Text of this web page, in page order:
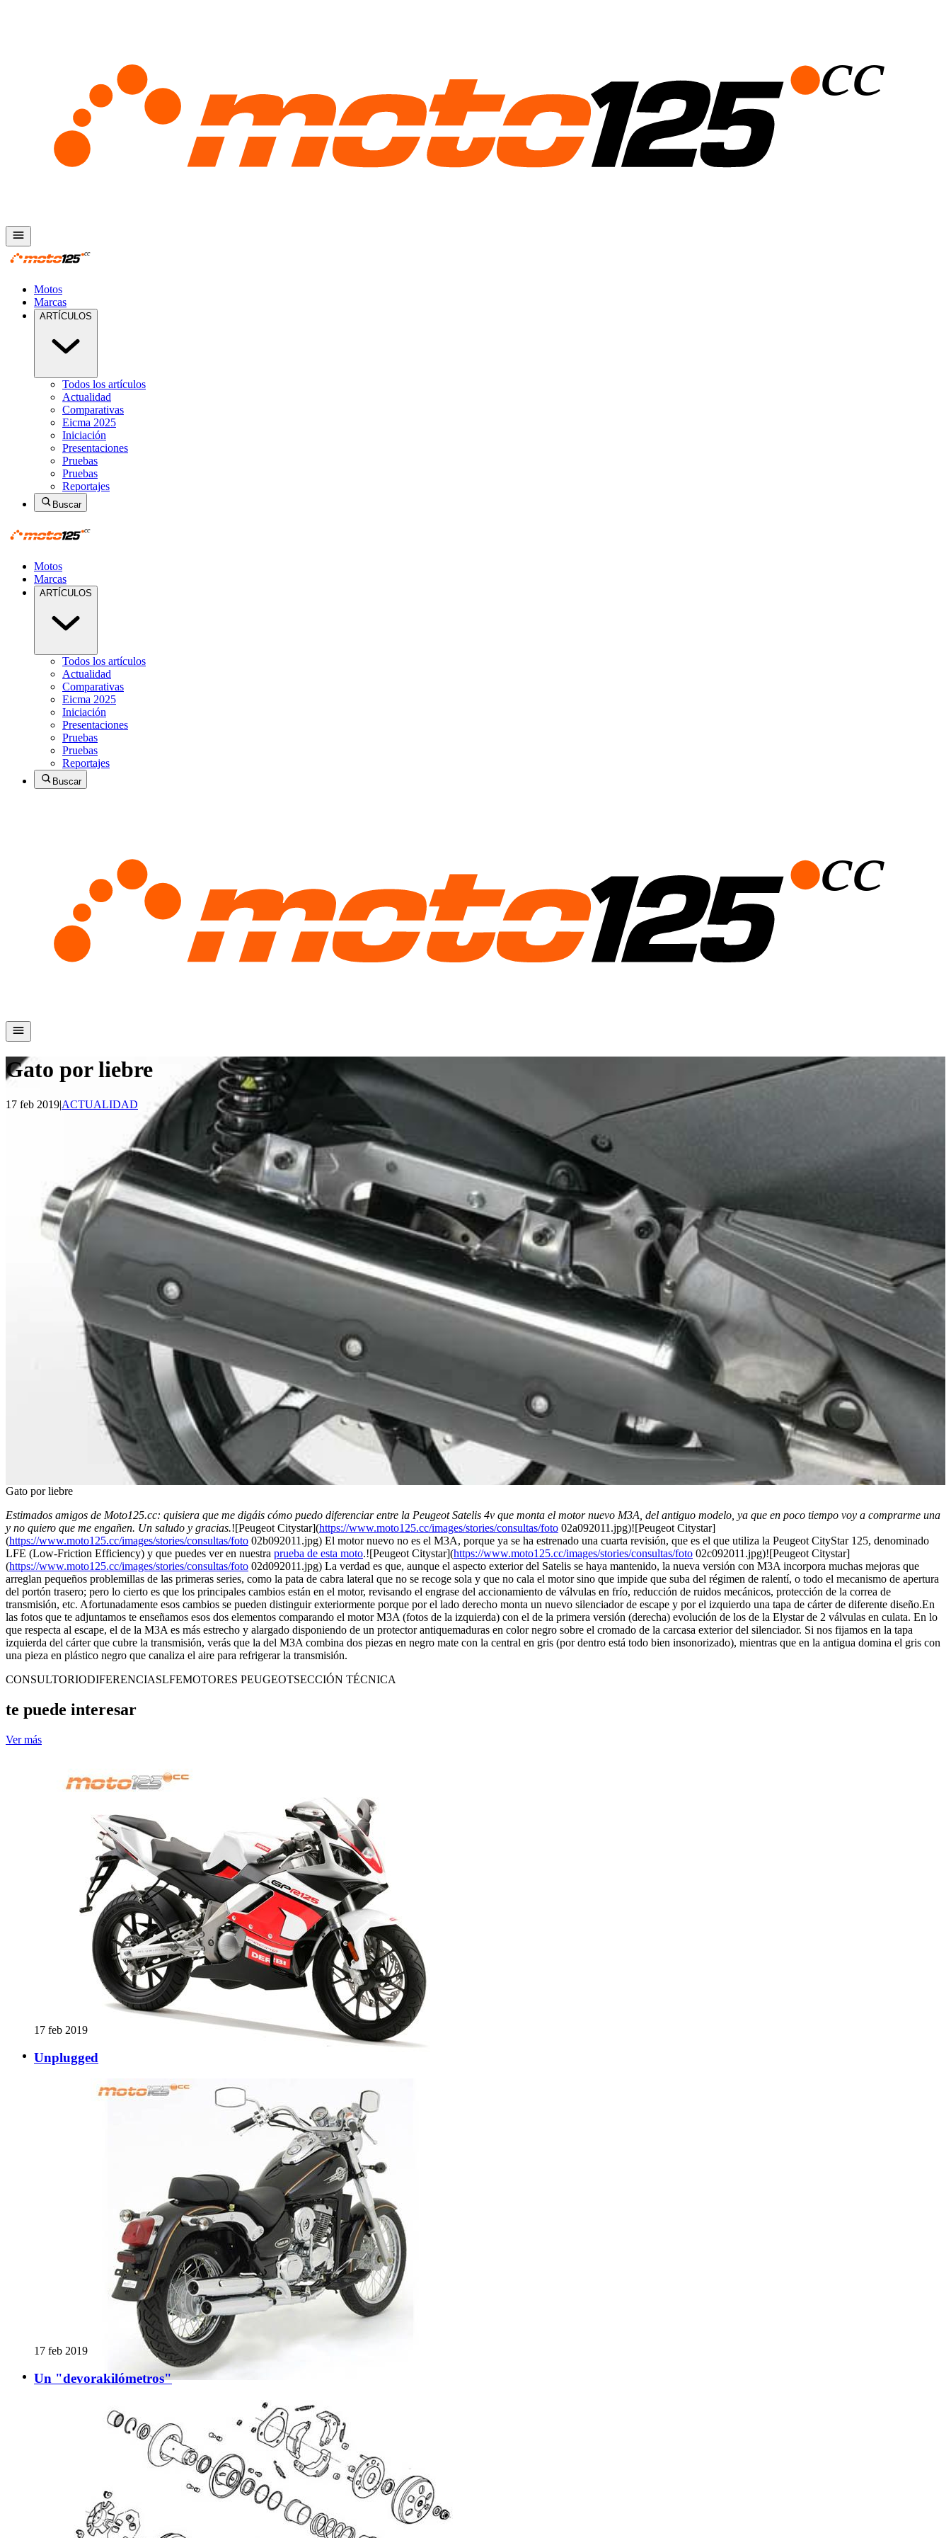
Motos
Marcas
ARTÍCULOS
Todos los artículos
Actualidad
Comparativas
Eicma 2025
Iniciación
Presentaciones
Pruebas
Pruebas
Reportajes
Buscar
Motos
Marcas
ARTÍCULOS
Todos los artículos
Actualidad
Comparativas
Eicma 2025
Iniciación
Presentaciones
Pruebas
Pruebas
Reportajes
Buscar
Gato por liebre
17 feb 2019|ACTUALIDAD
Gato por liebre
Estimados amigos de Moto125.cc: quisiera que me digáis cómo puedo diferenciar entre la Peugeot Satelis 4v que monta el motor nuevo M3A, del antiguo modelo, ya que en poco tiempo voy a comprarme una
y no quiero que me engañen. Un saludo y gracias.![Peugeot Citystar](https://www.moto125.cc/images/stories/consultas/foto 02a092011.jpg)![Peugeot Citystar]
(https://www.moto125.cc/images/stories/consultas/foto 02b092011.jpg) El motor nuevo no es el M3A, porque ya se ha estrenado una cuarta revisión, que es el que utiliza la Peugeot CityStar 125, denominado
LFE (Low-Friction Efficiency) y que puedes ver en nuestra prueba de esta moto.![Peugeot Citystar](https://www.moto125.cc/images/stories/consultas/foto 02c092011.jpg)![Peugeot Citystar]
(https://www.moto125.cc/images/stories/consultas/foto 02d092011.jpg) La verdad es que, aunque el aspecto exterior del Satelis se haya mantenido, la nueva versión con M3A incorpora muchas mejoras que
arreglan pequeños problemillas de las primeras series, como la pata de cabra lateral que no se recoge sola y que no cala el motor sino que impide que suba del régimen de ralentí, o todo el mecanismo de apertura
del portón trasero; pero lo cierto es que los principales cambios están en el motor, revisando el engrase del accionamiento de válvulas en frío, reducción de ruidos mecánicos, protección de la correa de
transmisión, etc. Afortunadamente esos cambios se pueden distinguir exteriormente porque por el lado derecho monta un nuevo silenciador de escape y por el izquierdo una tapa de cárter de diferente diseño.En
las fotos que te adjuntamos te enseñamos esos dos elementos comparando el motor M3A (fotos de la izquierda) con el de la primera versión (derecha) evolución de los de la Elystar de 2 válvulas en culata. En lo
que respecta al escape, el de la M3A es más estrecho y alargado disponiendo de un protector antiquemaduras en color negro sobre el cromado de la carcasa exterior del silenciador. Si nos fijamos en la tapa
izquierda del cárter que cubre la transmisión, verás que la del M3A combina dos piezas en negro mate con la central en gris (por dentro está todo bien insonorizado), mientras que en la antigua domina el gris con
una pieza en plástico negro que canaliza el aire para refrigerar la transmisión.
CONSULTORIODIFERENCIASLFEMOTORES PEUGEOTSECCIÓN TÉCNICA
te puede interesar
Ver más
17 feb 2019
Unplugged
17 feb 2019
Un "devorakilómetros"